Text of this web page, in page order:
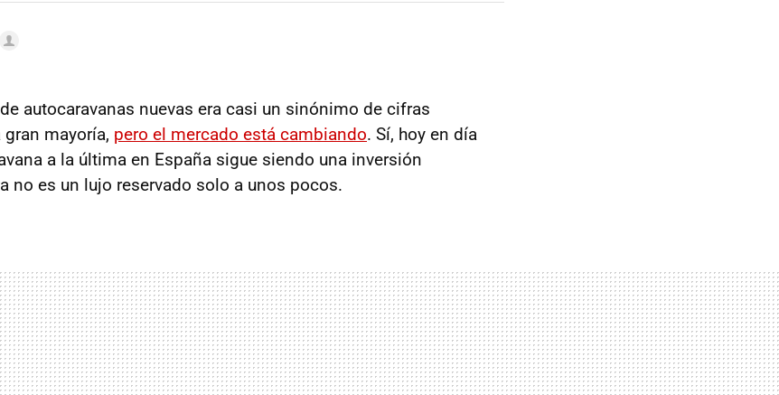
autocaravanas nuevas era casi un sinónimo de cifras
mayoría, pero el mercado está cambiando. Sí, hoy en día
a la última en España sigue siendo una inversión
no es un lujo reservado solo a unos pocos.